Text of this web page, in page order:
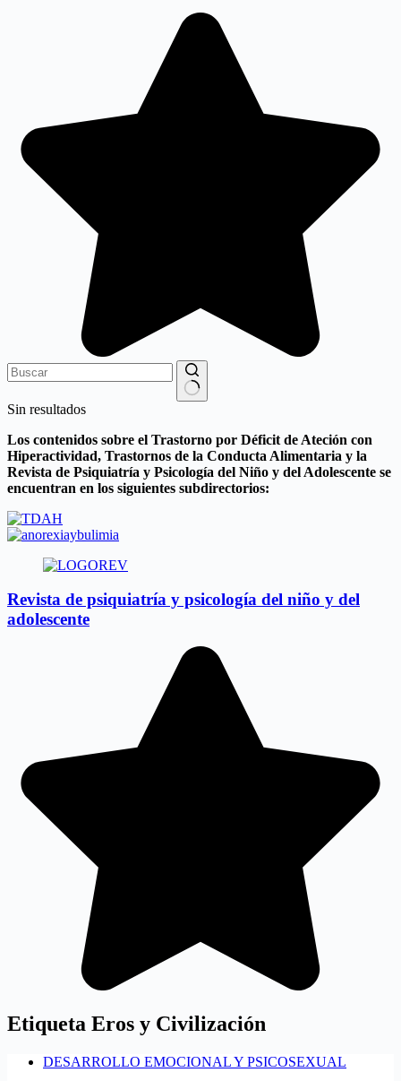
Sin resultados
Los contenidos sobre el Trastorno por Déficit de Ateción con
Hiperactividad, Trastornos de la Conducta Alimentaria y la
Revista de Psiquiatría y Psicología del Niño y del Adolescente se
encuentran en los siguientes subdirectorios:
Revista de psiquiatría y psicología del niño y del
adolescente
Etiqueta Eros y Civilización
DESARROLLO EMOCIONAL Y PSICOSEXUAL